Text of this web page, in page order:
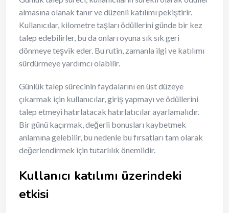
almasına olanak tanır ve düzenli katılımı pekiştirir.
Kullanıcılar, kilometre taşları ödüllerini günde bir kez
talep edebilirler, bu da onları oyuna sık sık geri
dönmeye teşvik eder. Bu rutin, zamanla ilgi ve katılımı
sürdürmeye yardımcı olabilir.
Günlük talep sürecinin faydalarını en üst düzeye
çıkarmak için kullanıcılar, giriş yapmayı ve ödüllerini
talep etmeyi hatırlatacak hatırlatıcılar ayarlamalıdır.
Bir günü kaçırmak, değerli bonusları kaybetmek
anlamına gelebilir, bu nedenle bu fırsatları tam olarak
değerlendirmek için tutarlılık önemlidir.
Kullanıcı katılımı üzerindeki
etkisi